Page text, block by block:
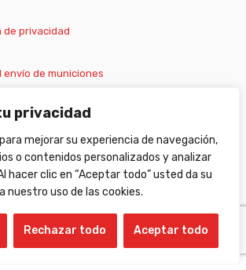
privacidad
mejorar su experiencia de navegación,
o contenidos personalizados y analizar
hacer clic en “Aceptar todo” usted da su
nuestro uso de las cookies.
Rechazar todo Aceptar todo
de privacidad
de municiones
envío de armas